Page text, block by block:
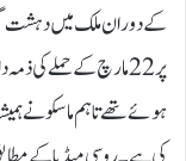
کے دوران ملک میں دہشت
ہوئے تھے تاہم ماسکو نے